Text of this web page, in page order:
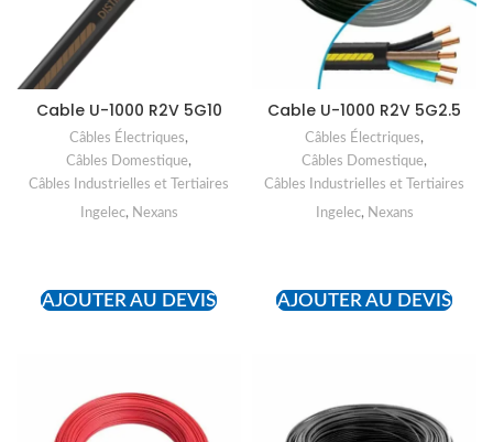
Cable U-1000 R2V 5G10
Câbles Électriques,
Câbles Domestique,
Câbles Industrielles et Tertiaires
Ingelec, Nexans
AJOUTER AU DEVIS
Cable U-1000 R2V 5G2.5
Câbles Électriques,
Câbles Domestique,
Câbles Industrielles et Tertiaires
Ingelec, Nexans
AJOUTER AU DEVIS